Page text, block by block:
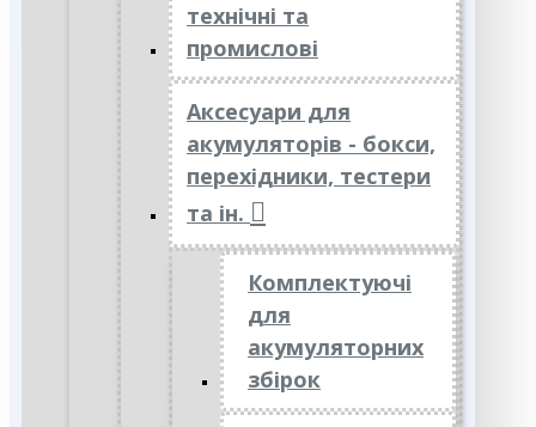
технічні та
промислові
Аксесуари для
акумуляторів - бокси,
перехідники, тестери
та ін.
Комплектуючі
для
акумуляторних
збірок